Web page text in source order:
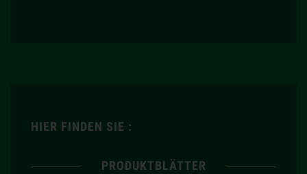
HIER FINDEN SIE :
PRODUKTBLÄTTER